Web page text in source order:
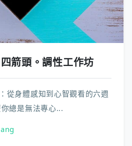
四箭頭。調性工作坊
從身體感知到心智觀看的六週
總是無法專心...